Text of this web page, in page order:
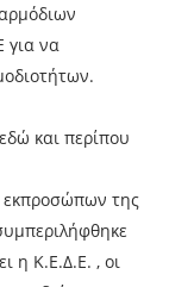
για να
και περίπου
εκπροσώπων της
η Κ.Ε.Δ.Ε. , οι